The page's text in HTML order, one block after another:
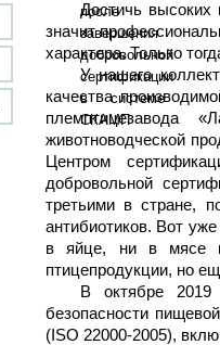
Достичь высоких
значит
характера. Только
У нашего
качества
племптицезавода
животноводческой
Центром
добровольной
третьими в стране,
антибиотиков. Вот
в яйце, ни в мясе
птицепродукции, но
В октябре 2019
безопасности
(ISO 22000-2005),